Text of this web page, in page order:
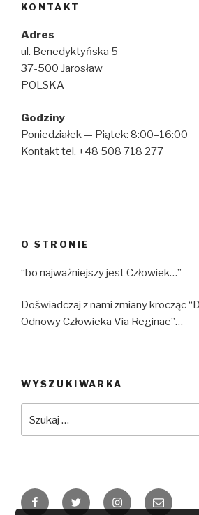
KONTAKT
Adres
ul. Benedyktyńska 5
37-500 Jarosław
POLSKA
Godziny
Poniedziałek — Piątek: 8:00–16:00
Kontakt tel. +48 508 718 277
O STRONIE
“bo najważniejszy jest Człowiek…”
Doświadczaj z nami zmiany krocząc
Odnowy Człowieka Via Reginae”…
WYSZUKIWARKA
FacebookTwitter InstagramEmail